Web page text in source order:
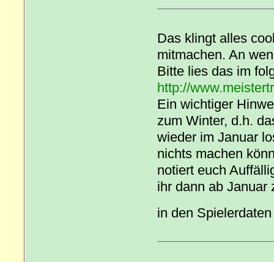
Das klingt alles
mitmachen. An
Bitte lies das im
http://
Ein wichtiger
zum Winter, d.h.
wieder im Januar
nichts machen
notiert euch
ihr dann ab Januar
in den